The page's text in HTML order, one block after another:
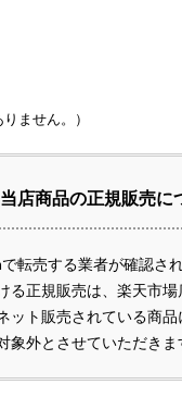
ません。）
当店商品の正規販売に
転売する業者が確認さ
る正規販売は、楽天市場
ット販売されている商
象外とさせていただきま